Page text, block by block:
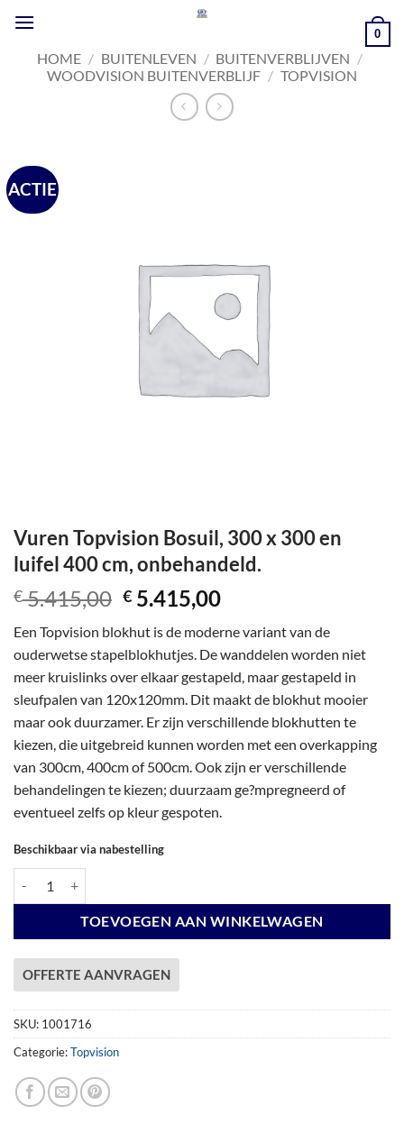
naar
inhoud
0
HOME / BUITENLEVEN / BUITENVERBLIJVEN /
WOODVISION BUITENVERBLIJF / TOPVISION
ACTIE
Vuren Topvision Bosuil, 300 x 300 en
luifel 400 cm, onbehandeld.
€5.415,00 Oorspronkelijke
was:
€ 5.415,00.
€ 5.415,00Huidige
is:
€ 5.415,00.
Een Topvision blokhut is de moderne variant van de
ouderwetse stapelblokhutjes. De wanddelen worden niet
meer kruislinks over elkaar gestapeld, maar gestapeld in
sleufpalen van 120x120mm. Dit maakt de blokhut mooier
maar ook duurzamer. Er zijn verschillende blokhutten te
kiezen, die uitgebreid kunnen worden met een overkapping
van 300cm, 400cm of 500cm. Ook zijn er verschillende
behandelingen te kiezen; duurzaam ge?mpregneerd of
eventueel zelfs op kleur gespoten.
Beschikbaar via nabestelling
TOEVOEGEN AAN WINKELWAGEN
OFFERTE AANVRAGEN
SKU: 1001716
Categorie:Topvision